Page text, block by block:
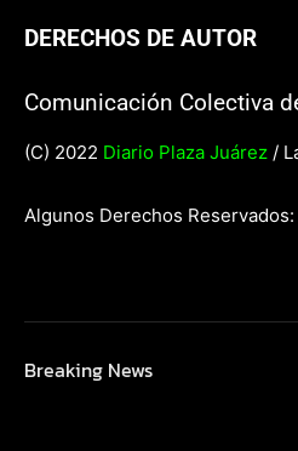
DERECHOS DE AUTOR
Comunicación Colectiva
(C) 2022 Diario Plaza Juárez /
Algunos Derechos
Breaking News